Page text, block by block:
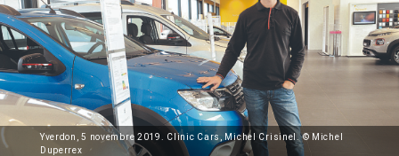
Yverdon, 5 novembre 2019. Clinic Cars, Michel Crisinel. © Michel
Duperrex